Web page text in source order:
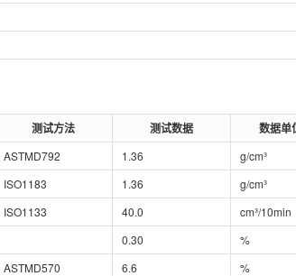
测试方法 测试数据 数据单
ASTMD792 1.36
g/cm³
ISO1183 1.36
g/cm³
ISO1133 40.0
cm³/10min
0.30
%
ASTMD570 6.6
%